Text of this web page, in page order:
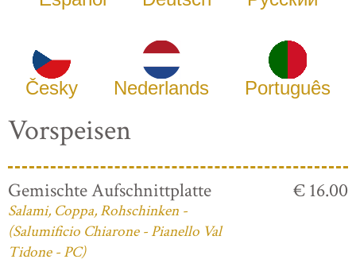
Česky Nederlands Português
Vorspeisen
Gemischte Aufschnittplatte
Salami, Coppa, Rohschinken -
(Salumificio Chiarone - Pianello Val
Tidone - PC)
€ 16.00